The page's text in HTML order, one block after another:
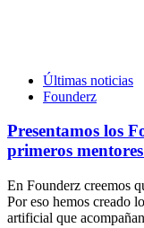
Últimas noticias
Founderz
Presentamos los
primeros
En Founderz creemos
Por eso hemos creado
artificial que